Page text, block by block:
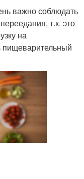
важно соблюдать
т.к. это
на
пищеварительный